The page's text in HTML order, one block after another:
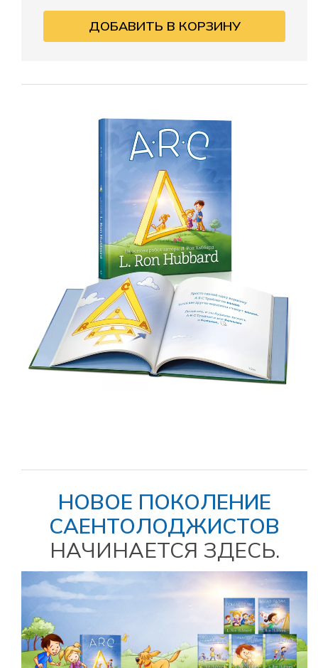
ДОБАВИТЬ В КОРЗИНУ
НОВОЕ ПОКОЛЕНИЕ
САЕНТОЛОДЖИСТОВ
НАЧИНАЕТСЯ ЗДЕСЬ.